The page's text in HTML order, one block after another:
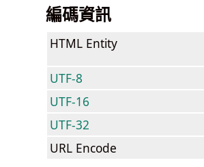
編碼資訊
HTML Entity
UTF-8
UTF-16
UTF-32
URL Encode